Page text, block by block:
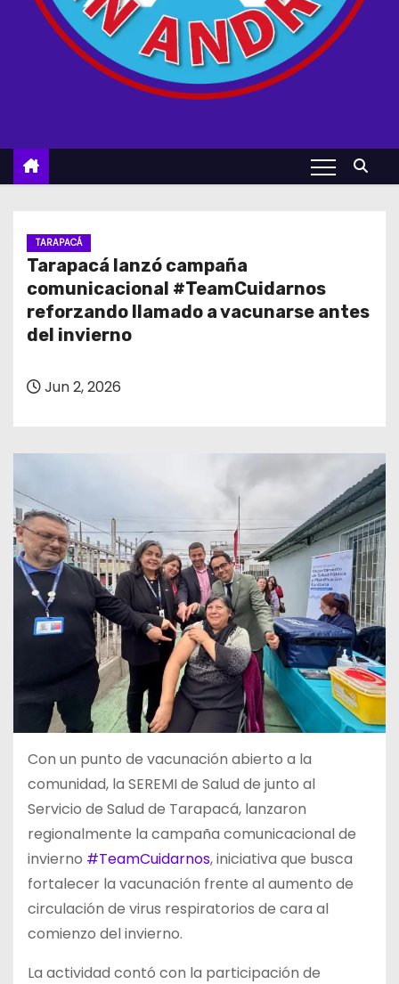
TARAPACÁ
Tarapacá lanzó campaña
comunicacional #TeamCuidarnos
reforzando llamado a vacunarse antes
del invierno
Jun 2, 2026
Con un punto de vacunación abierto a la
comunidad, la SEREMI de Salud de junto al
Servicio de Salud de Tarapacá, lanzaron
regionalmente la campaña comunicacional de
invierno #TeamCuidarnos, iniciativa que busca
fortalecer la vacunación frente al aumento de
circulación de virus respiratorios de cara al
comienzo del invierno.
La actividad contó con la participación de